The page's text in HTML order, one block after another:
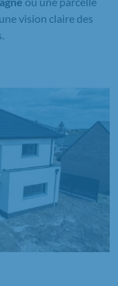
vision claire des